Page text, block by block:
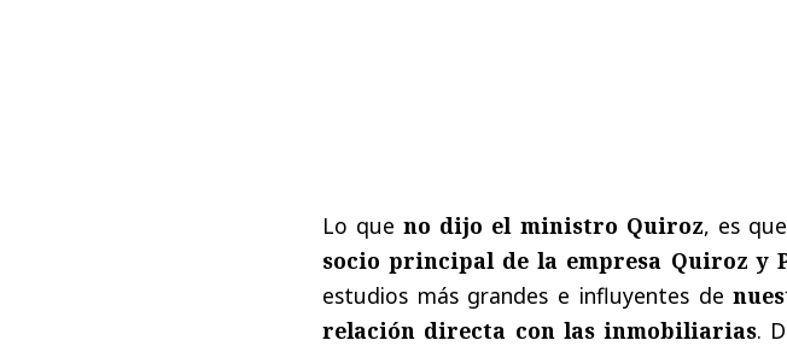
Lo queno dijo el ministro Quiroz, es
socio principal de la empresa Quiroz y
estudios más grandes e influyentes de
relación directa con las inmobiliarias.